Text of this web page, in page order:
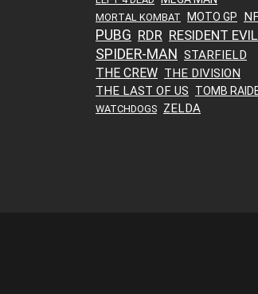
MORTAL KOMBAT MOTO GP
PUBG RDR RESIDENT EVIL
SPIDER-MAN STARFIELD
THE CREW THE DIVISION
THE LAST OF US
TOMB
WATCHDOGS ZELDA